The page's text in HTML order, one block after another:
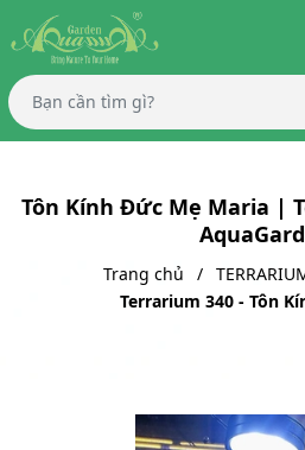
Tôn Kính Đức Mẹ Maria |
Trang chủ
Terrarium 340 - Tôn